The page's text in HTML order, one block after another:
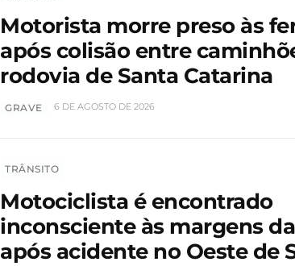
Motorista morre preso às
após colisão entre
rodovia de Santa Catarina
GRAVE 6 DE AGOSTO DE 2026
TRÂNSITO
Motociclista é encontrado
inconsciente às margens da
após acidente no Oeste de